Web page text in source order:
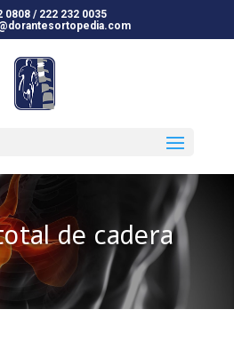
0808 / 222 232 0035
de cadera